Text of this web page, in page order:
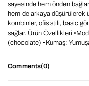
sayesinde hem önden
hem de arkaya düşürülerek
kombinler, ofis stili, basic
sağlar. Ürün Özellikleri
(chocolate) •Kumaş:
Üçgen Fular? •Minimal ve
Comments(0)